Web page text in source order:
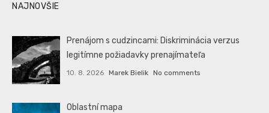
NAJNOVŠIE
Prenájom s cudzincami: Diskriminácia verzus
legitímne požiadavky prenajímateľa
10. 8. 2026 Marek Bielik No comments
Oblastní mapa